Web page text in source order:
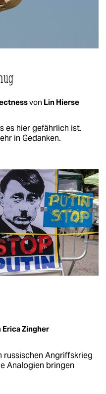
von Lin Hierse
es hier gefährlich ist.
in Gedanken.
Erica Zingher
russischen Angriffskrieg
Analogien bringen